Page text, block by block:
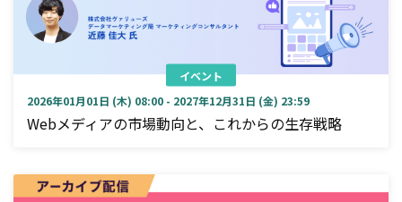
イベント
2026年01月01日 (木) 08:00 - 2027年12月31日 (金) 23:59
Webメディアの市場動向と、これからの生存戦略